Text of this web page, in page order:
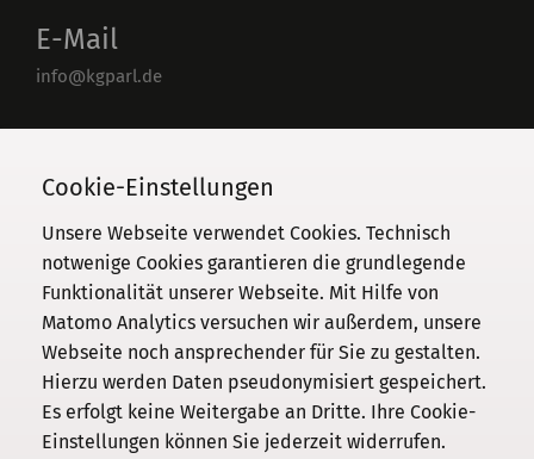
E-Mail
info@kgparl.de
030 / 206 33 94-0
Kommission
Institut
Forschung
Publikationen
Cookie-Einstellungen
Unsere Webseite verwendet Cookies. Technisch
notwenige Cookies garantieren die grundlegende
Funktionalität unserer Webseite. Mit Hilfe von
Matomo Analytics versuchen wir außerdem, unsere
Webseite noch ansprechender für Sie zu gestalten.
Hierzu werden Daten pseudonymisiert gespeichert.
Es erfolgt keine Weitergabe an Dritte. Ihre Cookie-
Einstellungen können Sie jederzeit widerrufen.